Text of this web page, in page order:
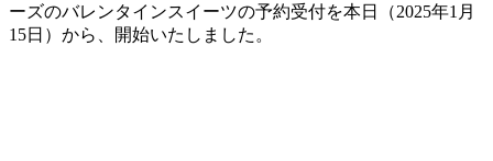
ーズのバレンタインスイーツの予約受付を本日（2025年1月
15日）から、開始いたしました。